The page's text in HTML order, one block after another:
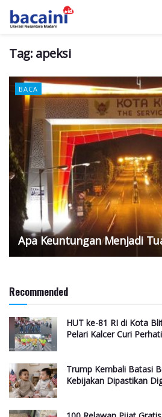
Tag: apeksi
BACA
Apa Keuntungan Menjadi
Recommended
HUT ke-81 RI di Kota
Pelari Kalcer Curi
Trump Kembali Batasi
Kebijakan Dipastikan